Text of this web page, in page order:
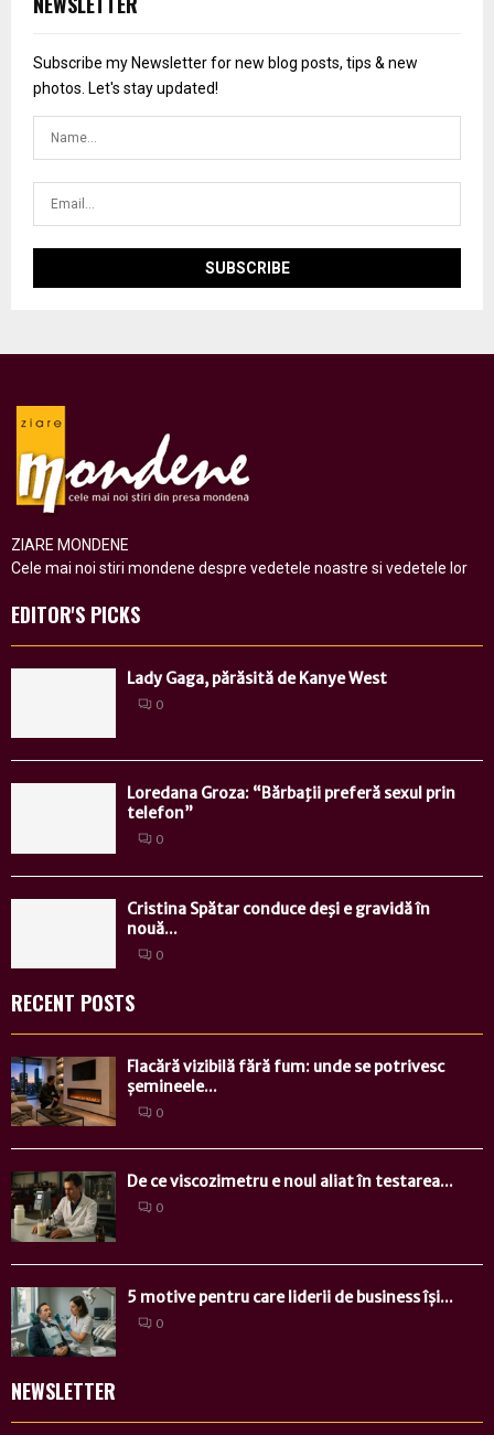
Subscribe my Newsletter for new blog posts, tips & new
photos. Let's stay updated!
ZIARE MONDENE
Cele mai noi stiri mondene despre vedetele noastre si vedetele lor
EDITOR'S PICKS
Lady Gaga, părăsită de Kanye West
0
Loredana Groza: “Bărbaţii preferă sexul prin
telefon”
0
Cristina Spătar conduce deşi e gravidă în
nouă...
0
RECENT POSTS
Flacără vizibilă fără fum: unde se potrivesc
șemineele...
0
De ce viscozimetru e noul aliat în testarea...
0
5 motive pentru care liderii de business își...
0
NEWSLETTER